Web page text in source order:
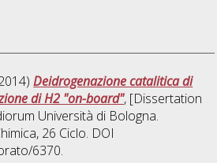
Deidrogenazione catalitica di
di H2 "on-board", [Dissertation
Università di Bologna.
, 26 Ciclo. DOI
6370.